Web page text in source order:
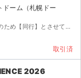
ーム（札幌ドー
[詳細] アリーナ ブロック 〜 列 〜 番 端末貸出のため【同行】とさせていただきました。 端末...
取引済
2026